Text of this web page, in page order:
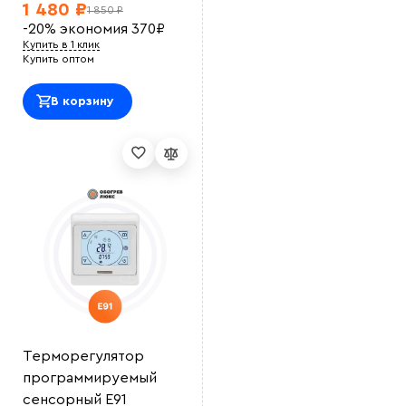
файл
1 850 ₽
1 480 ₽
-20% экономия 370₽
Купить в 1 клик
Купить оптом
В корзину
Терморегулятор
программируемый
сенсорный E91